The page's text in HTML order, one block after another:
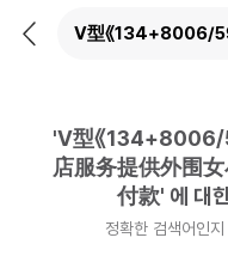
뒤
'V型《134+8006/
店服务提供外围
付款' 에 대
정확한 검색어인